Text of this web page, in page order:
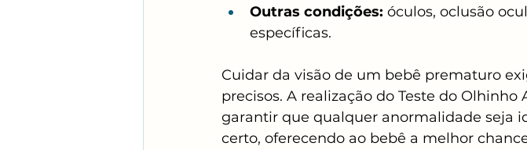
Outras condições: óculos, oclusão
específicas.
Cuidar da visão de um bebê prematuro
precisos. A realização do Teste do
garantir que qualquer anormalidade seja
certo, oferecendo ao bebê a melhor